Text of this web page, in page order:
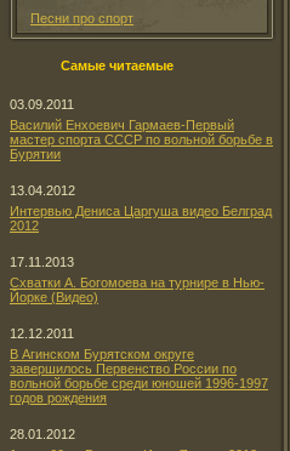
Песни про спорт
Самые читаемые
03.09.2011
Василий Енхоевич Гармаев-Первый
мастер спорта СССР по вольной борьбе в
Бурятии
13.04.2012
Интервью Дениса Царгуша видео Белград
2012
17.11.2013
Схватки А. Богомоева на турнире в Нью-
Йорке (Видео)
12.12.2011
В Агинском Бурятском округе
завершилось Первенство России по
вольной борьбе среди юношей 1996-1997
годов рождения
28.01.2012